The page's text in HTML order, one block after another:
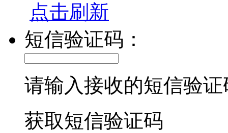
点击刷新
短信验证码：
请输入接收的短信验证
获取短信验证码